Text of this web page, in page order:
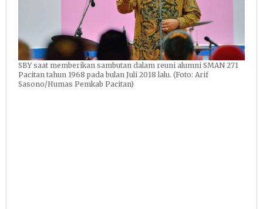
SBY saat memberikan sambutan dalam reuni alumni SMAN 271
Pacitan tahun 1968 pada bulan Juli 2018 lalu. (Foto: Arif
Sasono/Humas Pemkab Pacitan)